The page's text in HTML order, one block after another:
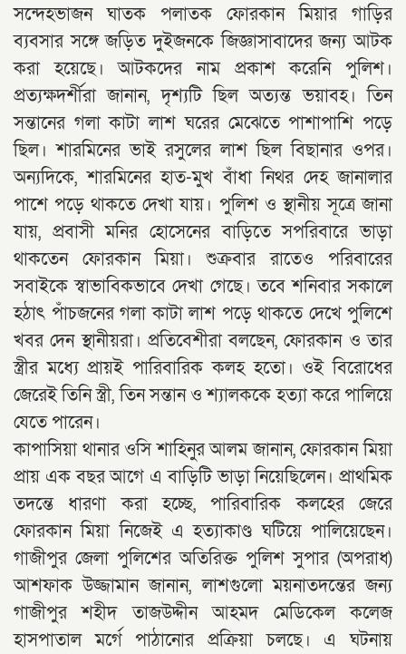
সন্দেহভাজন ঘাতক পলাতক ফোরকান মিয়ার গাড়ির
ব্যবসার সঙ্গে জড়িত দুইজনকে জিজ্ঞাসাবাদের জন্য আটক
করা হয়েছে। আটকদের নাম প্রকাশ করেনি পুলিশ।
প্রত্যক্ষদর্শীরা জানান, দৃশ্যটি ছিল অত্যন্ত ভয়াবহ। তিন
সন্তানের গলা কাটা লাশ ঘরের মেঝেতে পাশাপাশি পড়ে
ছিল। শারমিনের ভাই রসুলের লাশ ছিল বিছানার ওপর।
অন্যদিকে, শারমিনের হাত-মুখ বাঁধা নিথর দেহ জানালার
পাশে পড়ে থাকতে দেখা যায়। পুলিশ ও স্থানীয় সূত্রে জানা
যায়, প্রবাসী মনির হোসেনের বাড়িতে সপরিবারে ভাড়া
থাকতেন ফোরকান মিয়া। শুক্রবার রাতেও পরিবারের
সবাইকে স্বাভাবিকভাবে দেখা গেছে। তবে শনিবার সকালে
হঠাৎ পাঁচজনের গলা কাটা লাশ পড়ে থাকতে দেখে পুলিশে
খবর দেন স্থানীয়রা। প্রতিবেশীরা বলছেন, ফোরকান ও তার
স্ত্রীর মধ্যে প্রায়ই পারিবারিক কলহ হতো। ওই বিরোধের
জেরেই তিনি স্ত্রী, তিন সন্তান ও শ্যালককে হত্যা করে পালিয়ে
যেতে পারেন।
কাপাসিয়া থানার ওসি শাহিনুর আলম জানান, ফোরকান মিয়া
প্রায় এক বছর আগে এ বাড়িটি ভাড়া নিয়েছিলেন। প্রাথমিক
তদন্তে ধারণা করা হচ্ছে, পারিবারিক কলহের জেরে
ফোরকান মিয়া নিজেই এ হত্যাকাণ্ড ঘটিয়ে পালিয়েছেন।
গাজীপুর জেলা পুলিশের অতিরিক্ত পুলিশ সুপার (অপরাধ)
আশফাক উজ্জামান জানান, লাশগুলো ময়নাতদন্তের জন্য
গাজীপুর শহীদ তাজউদ্দীন আহমদ মেডিকেল কলেজ
হাসপাতাল মর্গে পাঠানোর প্রক্রিয়া চলছে। এ ঘটনায়